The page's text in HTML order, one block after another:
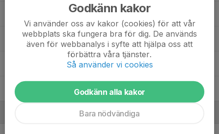
3. Stella Åbrink
40. Thea Kalkan-Jonsson
5. Vera Teske
11. Wilma Engström, D15 (15 år)
Godkänn kakor
Vi använder oss av kakor (cookies) för att vår
webbplats ska fungera bra för dig. De används
även för webbanalys i syfte att hjälpa oss att
förbättra våra tjänster.
Så använder vi cookies
Godkänn alla kakor
Bara nödvändiga